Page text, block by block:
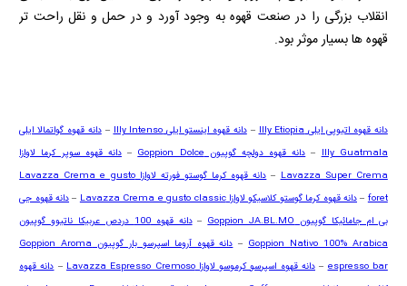
انقلاب بزرگی را در صنعت قهوه به وجود آورد و در حمل و نقل راحت تر
قهوه ها بسیار موثر بود.
دانه قهوه اتیوپی ایلیIlly Etiopia
–دانه قهوه اینستو ایلیIlly Intenso
–دانه قهوه گواتمالا ایلی
Illy Guatmala
–دانه قهوه دولچه گوپیونGoppion Dolce
–دانه قهوه سوپر کرما لاوازا
Lavazza Super Crema
–دانه قهوه کرما گوستو فورته لاوازاLavazza Crema e gusto
foret
–دانه قهوه کرما گوستو کلاسیکو لاوازاLavazza Crema e gusto classic
–دانه قهوه جی
بی ام جامائیکا گوپیونGoppion JA.BL.MO
–دانه قهوه 100 دردص عربیکا ناتیوو گوپیون
Goppion Nativo 100% Arabica
–دانه قهوه آروما اسپرسو بار گوپیونGoppion Aroma
espresso bar
– دانه قهوه اسپرسو کرموسو لاوازاLavazza Espresso Cremoso
–دانه قهوه